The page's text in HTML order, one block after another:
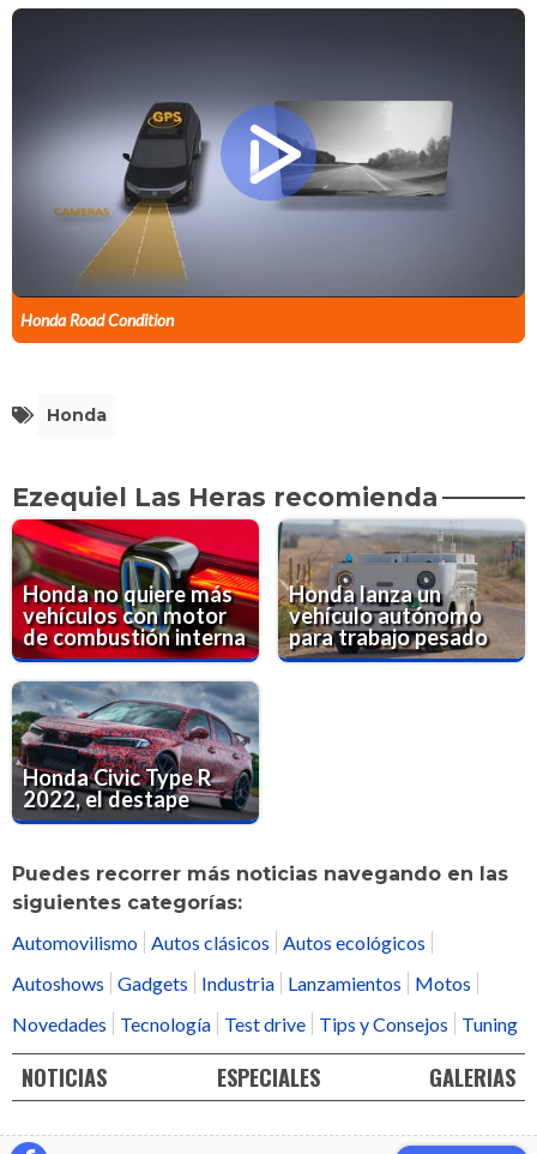
Honda Road Condition
Honda
Ezequiel Las Heras recomienda
Honda no quiere más
vehículos con motor
de combustión interna
Honda lanza un
vehículo autónomo
para trabajo pesado
Honda Civic Type R
2022, el destape
Puedes recorrer más noticias navegando en las
siguientes categorías:
Automovilismo Autos clásicos
Autos ecológicos
Autoshows
Gadgets Industria Lanzamientos
Motos
Novedades
Tecnología Test drive Tips y Consejos Tuning
NOTICIAS ESPECIALES GALERIAS